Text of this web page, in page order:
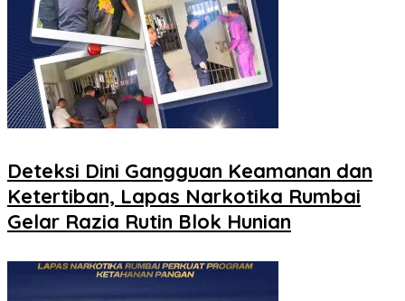
Deteksi Dini Gangguan Keamanan dan
Ketertiban, Lapas Narkotika Rumbai
Gelar Razia Rutin Blok Hunian